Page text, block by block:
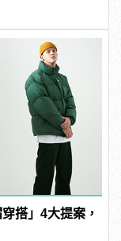
搭」4大提案，